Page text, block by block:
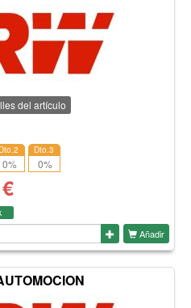
del artículo
0%
Dto.3
0%
€
Añadir